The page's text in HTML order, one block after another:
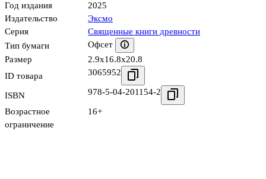
Год издания
2025
Издательство
Эксмо
Серия
Священные книги древности
Тип бумаги
Офсет
Размер
2.9x16.8x20.8
ID товара
3065952
ISBN 978-5-04-201154-2
Возрастное
ограничение
16+